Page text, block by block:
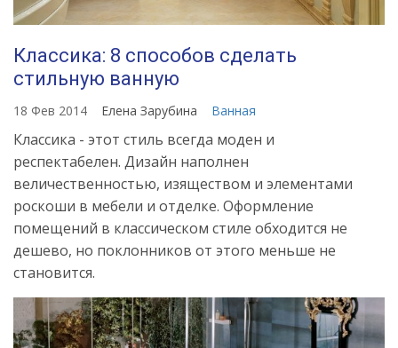
Классика: 8 способов сделать
стильную ванную
18 Фев 2014 Елена Зарубина Ванная
Классика - этот стиль всегда моден и
респектабелен. Дизайн наполнен
величественностью, изяществом и элементами
роскоши в мебели и отделке. Оформление
помещений в классическом стиле обходится не
дешево, но поклонников от этого меньше не
становится.